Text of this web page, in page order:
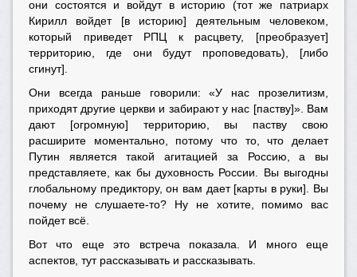
они состоятся и войдут в историю (тот же патриарх
Кирилл войдет [в историю] деятельным человеком,
который приведет РПЦ к расцвету, [преобразует]
территорию, где они будут проповедовать), [либо
сгинут].
Они всегда раньше говорили: «У нас прозелитизм,
приходят другие церкви и забирают у нас [паству]». Вам
дают [огромную] территорию, вы паству свою
расширите моментально, потому что то, что делает
Путин является такой агитацией за Россию, а вы
представляете, как бы духовность России. Вы выгодны
глобальному предиктору, он вам дает [карты в руки]. Вы
почему не слушаете-то? Ну не хотите, помимо вас
пойдет всё.
Вот что еще это встреча показала. И много еще
аспектов, тут рассказывать и рассказывать.